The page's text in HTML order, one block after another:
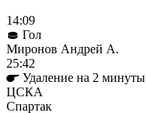
14:09
Гол
Миронов Андрей А.
25:42
Удаление на 2 минуты
ЦСКА
Спартак